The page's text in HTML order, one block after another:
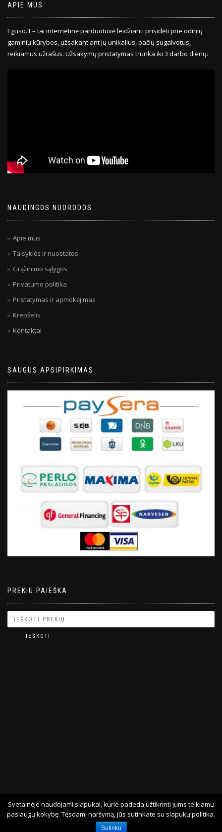
APIE MUS
Eguso.lt – tai internetinė parduotuvė leidžianti prisidėti prie odinių
gaminių kūrybos, užsakant ant jų unikalius, pačių sugalvotus,
reikiamus užrašus. Užsakymų pristatymas trunka iki 3 darbo dienų.
NAUDINGOS NUORODOS
Apie mus
Taisyklės ir nuostatos
Grąžinimo sąlygos
Privatumo politika
Pristatymas ir apmokėjimas
Krepšelis
Kontaktai
SAUGUS APSIPIRKIMAS
PREKIU PAIEŠKA
IEŠKOTI
© 2026 EGUSO.LT
Svetainėje naudojami slapukai, kurie padeda užtikrinti jums teikiamų
paslaugų kokybę. Tęsdami naršymą, jūs sutinkate su slapukų politika.
Sutinku